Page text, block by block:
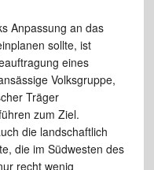
Anpassung an das
sollte, ist
eines
Volksgruppe,
Träger
zum Ziel.
die landschaftlich
die im Südwesten des
recht wenig